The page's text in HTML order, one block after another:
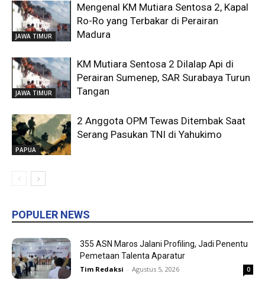
JAWA TIMUR
Mengenal KM Mutiara Sentosa 2, Kapal
Ro-Ro yang Terbakar di Perairan
Madura
JAWA TIMUR
KM Mutiara Sentosa 2 Dilalap Api di
Perairan Sumenep, SAR Surabaya Turun
Tangan
PAPUA
2 Anggota OPM Tewas Ditembak Saat
Serang Pasukan TNI di Yahukimo
POPULER NEWS
355 ASN Maros Jalani Profiling, Jadi Penentu
Pemetaan Talenta Aparatur
Tim Redaksi - Agustus 5, 2026 0